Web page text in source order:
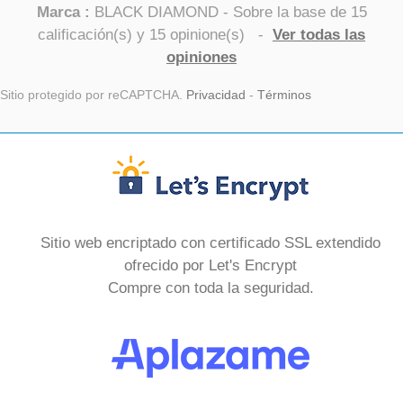
Marca : BLACK DIAMOND- Sobre la base de 15
calificación(s) y 15 opinione(s) - Ver todas las
opiniones
Sitio protegido por reCAPTCHA. Privacidad - Términos
Sitio web encriptado con certificado SSL extendido
ofrecido por Let's Encrypt
Compre con toda la seguridad.